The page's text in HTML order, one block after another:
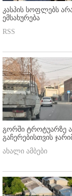
კასპის სოფლებს
ემსახურება
RSS
გორში ტროტუარზე
გაჩერებისთვის
ახალი ამბები